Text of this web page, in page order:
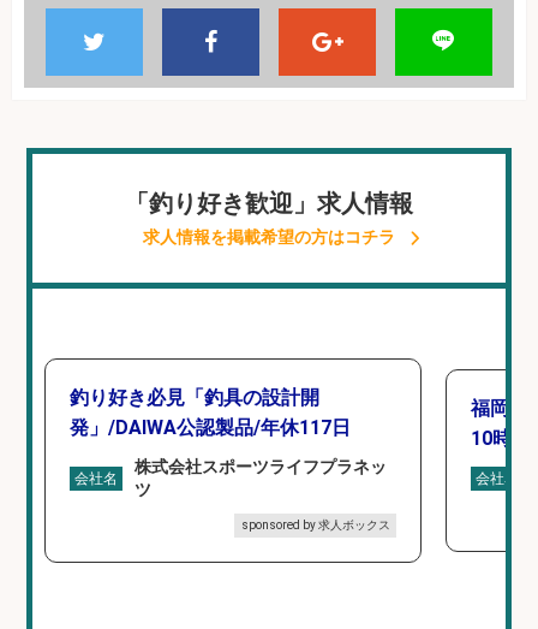
「釣り好き歓迎」求人情報
求人情報を掲載希望の方はコチラ
釣り好き必見「釣具の設計開
発」/DAIWA公認製品/年休117日
会社名
株式会社スポーツライフプラネッ
ツ
sponsored by 求人ボックス
福岡「
10時間
会社名